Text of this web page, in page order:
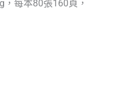
每本80張160頁，